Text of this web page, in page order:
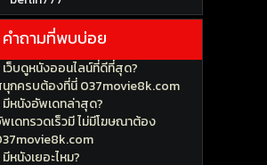
คำถามที่พบบ่อย
ว็บดูหนังออนไลน์ที่ดีที่สุด?
กครบต้องที่นี่ 037movie8k.com
หนังอัพเดทล่าสุด?
เดทรวดเร็วมี ไม่มีโฆษณาต้อง
หนังเยอะไหม?